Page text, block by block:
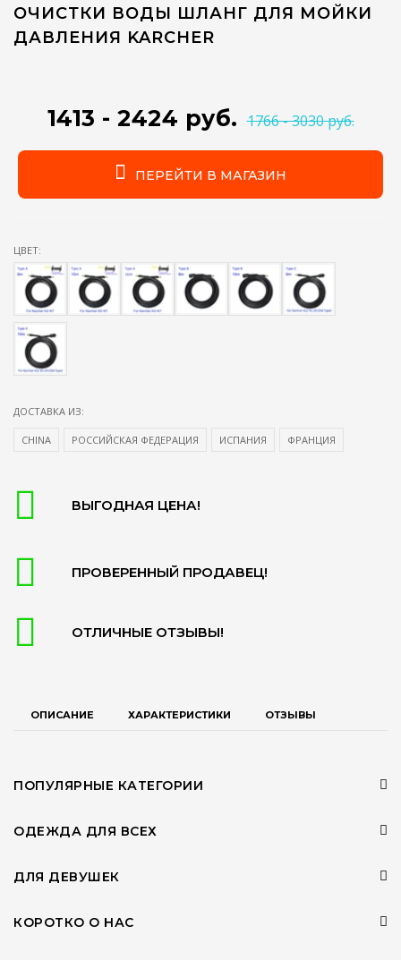
ОЧИСТКИ ВОДЫ ШЛАНГ ДЛЯ МОЙКИ
ДАВЛЕНИЯ KARCHER
1413 - 2424 руб. 1766 - 3030 руб.
ПЕРЕЙТИ В МАГАЗИН
ЦВЕТ:
ДОСТАВКА ИЗ:
CHINA РОССИЙСКАЯ ФЕДЕРАЦИЯ ИСПАНИЯ ФРАНЦИЯ
ВЫГОДНАЯ ЦЕНА!
ПРОВЕРЕННЫЙ ПРОДАВЕЦ!
ОТЛИЧНЫЕ ОТЗЫВЫ!
ОПИСАНИЕ ХАРАКТЕРИСТИКИ ОТЗЫВЫ
ПОПУЛЯРНЫЕ КАТЕГОРИИ
ОДЕЖДА ДЛЯ ВСЕХ
ДЛЯ ДЕВУШЕК
КОРОТКО О НАС